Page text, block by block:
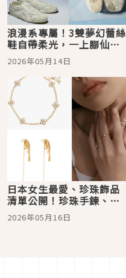
浪漫系專屬！3雙夢幻蕾絲
鞋自帶柔光，一上腳仙氣
爆棚、回頭率飆高
2026年05月14日
日本女生最愛、珍珠飾品
清單公開！珍珠手鍊、珍
珠流蘇耳環…自帶柔光濾
鏡
2026年05月16日